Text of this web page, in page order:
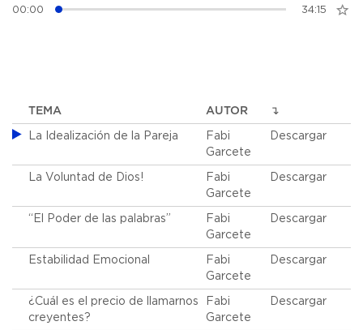
00:00 34:15
TEMA AUTOR ↴
La Idealización de la Pareja
Fabi
Garcete
Descargar
La Voluntad de Dios!
Fabi
Garcete
Descargar
“El Poder de las palabras”
Fabi
Garcete
Descargar
Estabilidad Emocional
Fabi
Garcete
Descargar
¿Cuál es el precio de llamarnos
creyentes?
Fabi
Garcete
Descargar